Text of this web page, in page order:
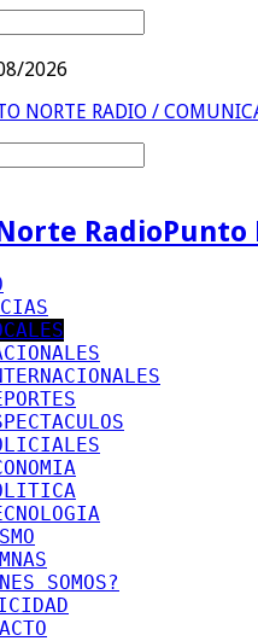
2026
NORTE RADIO /
Punto
SOMOS?